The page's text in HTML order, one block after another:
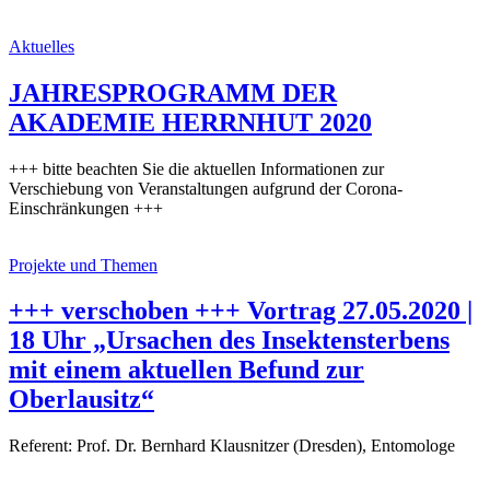
Aktuelles
JAHRESPROGRAMM DER
AKADEMIE HERRNHUT 2020
+++ bitte beachten Sie die aktuellen Informationen zur
Verschiebung von Veranstaltungen aufgrund der Corona-
Einschränkungen +++
Projekte und Themen
+++ verschoben +++ Vortrag 27.05.2020 |
18 Uhr „Ursachen des Insektensterbens
mit einem aktuellen Befund zur
Oberlausitz“
Referent: Prof. Dr. Bernhard Klausnitzer (Dresden), Entomologe